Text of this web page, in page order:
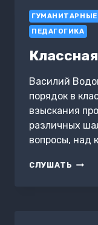
ПЕДАГОГИКА
Василий
порядок в
взыскания
различных
вопросы, над
СЛУШАТЬ